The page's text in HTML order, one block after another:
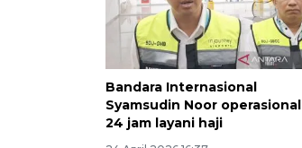
Bandara Internasional
Syamsudin Noor operasional
24 jam layani haji